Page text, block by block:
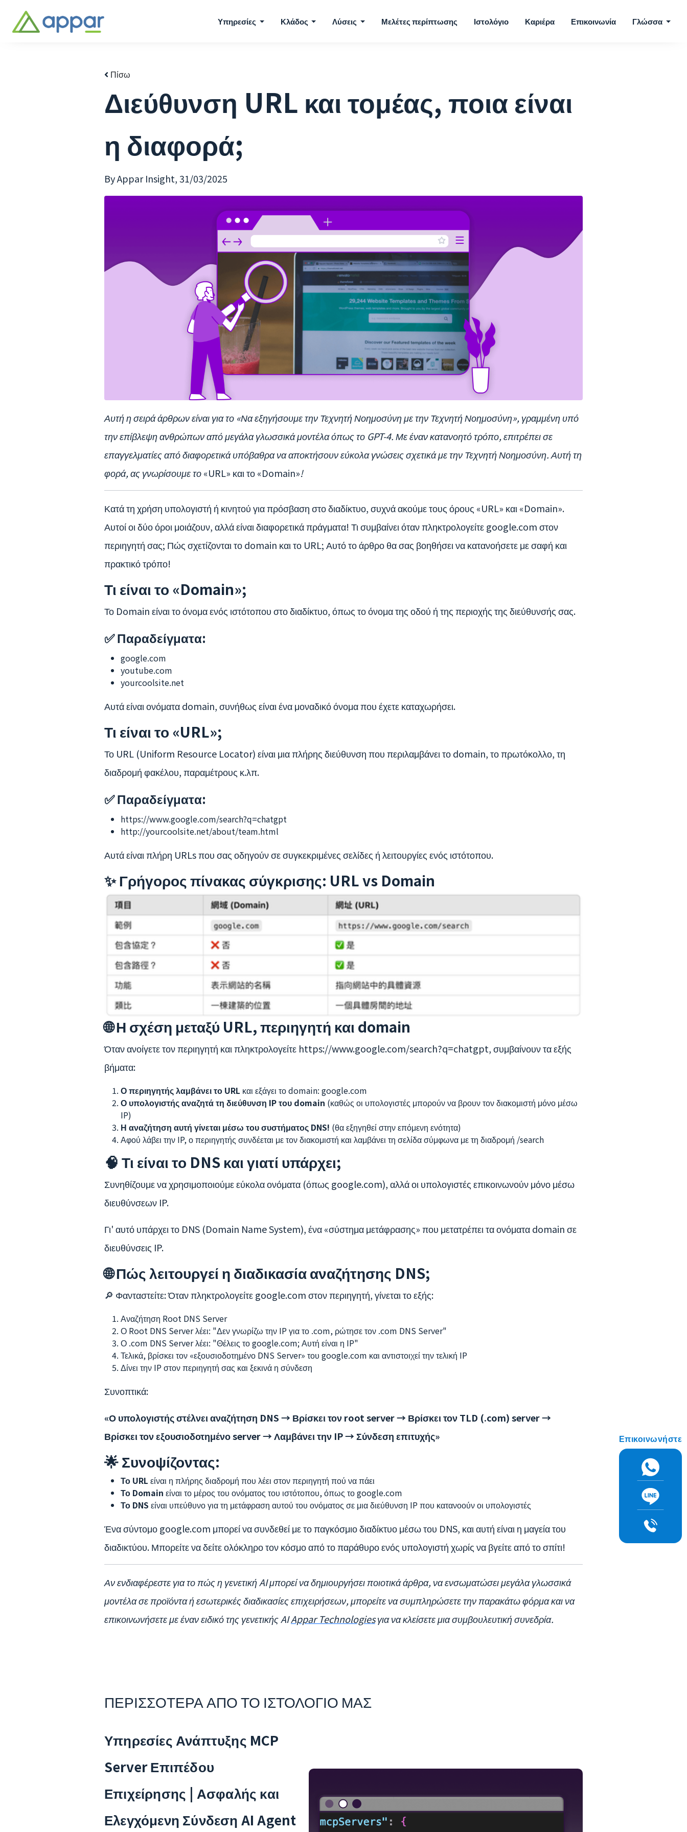
Υπηρεσίες Κλάδος Λύσεις Μελέτες περίπτωσης Ιστολόγιο Καριέρα Επικοινωνία Γλώσσα
Πίσω
Διεύθυνση URL και τομέας, ποια είναι
η διαφορά;
By Appar Insight,31/03/2025
Αυτή η σειρά άρθρων είναι για το «Να εξηγήσουμε την Τεχνητή Νοημοσύνη με την Τεχνητή Νοημοσύνη», γραμμένη υπό
την επίβλεψη ανθρώπων από μεγάλα γλωσσικά μοντέλα όπως το GPT-4. Με έναν κατανοητό τρόπο, επιτρέπει σε
επαγγελματίες από διαφορετικά υπόβαθρα να αποκτήσουν εύκολα γνώσεις σχετικά με την Τεχνητή Νοημοσύνη. Αυτή τη
φορά, ας γνωρίσουμε το«URL» και το «Domain»!
Κατά τη χρήση υπολογιστή ή κινητού για πρόσβαση στο διαδίκτυο, συχνά ακούμε τους όρους «URL» και «Domain».
Αυτοί οι δύο όροι μοιάζουν, αλλά είναι διαφορετικά πράγματα! Τι συμβαίνει όταν πληκτρολογείτε google.com στον
περιηγητή σας; Πώς σχετίζονται το domain και το URL; Αυτό το άρθρο θα σας βοηθήσει να κατανοήσετε με σαφή και
πρακτικό τρόπο!
Τι είναι το «Domain»;
Το Domain είναι το όνομα ενός ιστότοπου στο διαδίκτυο, όπως το όνομα της οδού ή της περιοχής της διεύθυνσής σας.
✅ Παραδείγματα:
google.com
youtube.com
yourcoolsite.net
Αυτά είναι ονόματα domain, συνήθως είναι ένα μοναδικό όνομα που έχετε καταχωρήσει.
Τι είναι το «URL»;
Το URL (Uniform Resource Locator) είναι μια πλήρης διεύθυνση που περιλαμβάνει το domain, το πρωτόκολλο, τη
διαδρομή φακέλου, παραμέτρους κ.λπ.
✅ Παραδείγματα:
https://www.google.com/search?q=chatgpt
http://yourcoolsite.net/about/team.html
Αυτά είναι πλήρη URLs που σας οδηγούν σε συγκεκριμένες σελίδες ή λειτουργίες ενός ιστότοπου.
✨ Γρήγορος πίνακας σύγκρισης: URL vs Domain
🌐 Η σχέση μεταξύ URL, περιηγητή και domain
Όταν ανοίγετε τον περιηγητή και πληκτρολογείτε https://www.google.com/search?q=chatgpt, συμβαίνουν τα εξής
βήματα:
Ο περιηγητής λαμβάνει το URL και εξάγει το domain: google.com
Ο υπολογιστής αναζητά τη διεύθυνση IP του domain (καθώς οι υπολογιστές μπορούν να βρουν τον διακομιστή μόνο μέσω
IP)
Η αναζήτηση αυτή γίνεται μέσω του συστήματος DNS! (θα εξηγηθεί στην επόμενη ενότητα)
Αφού λάβει την IP, ο περιηγητής συνδέεται με τον διακομιστή και λαμβάνει τη σελίδα σύμφωνα με τη διαδρομή /search
🧠 Τι είναι το DNS και γιατί υπάρχει;
Συνηθίζουμε να χρησιμοποιούμε εύκολα ονόματα (όπως google.com), αλλά οι υπολογιστές επικοινωνούν μόνο μέσω
διευθύνσεων IP.
Γι' αυτό υπάρχει το DNS (Domain Name System), ένα «σύστημα μετάφρασης» που μετατρέπει τα ονόματα domain σε
διευθύνσεις IP.
🌐 Πώς λειτουργεί η διαδικασία αναζήτησης DNS;
🔎 Φανταστείτε: Όταν πληκτρολογείτε google.com στον περιηγητή, γίνεται το εξής:
Αναζήτηση Root DNS Server
Ο Root DNS Server λέει: "Δεν γνωρίζω την IP για το .com, ρώτησε τον .com DNS Server"
Ο .com DNS Server λέει: "Θέλεις το google.com; Αυτή είναι η IP"
Τελικά, βρίσκει τον «εξουσιοδοτημένο DNS Server» του google.com και αντιστοιχεί την τελική IP
Δίνει την IP στον περιηγητή σας και ξεκινά η σύνδεση
Συνοπτικά:
«Ο υπολογιστής στέλνει αναζήτηση DNS → Βρίσκει τον root server → Βρίσκει τον TLD (.com) server →
Βρίσκει τον εξουσιοδοτημένο server → Λαμβάνει την IP → Σύνδεση επιτυχής»
🌟 Συνοψίζοντας:
Το URL είναι η πλήρης διαδρομή που λέει στον περιηγητή πού να πάει
Το Domain είναι το μέρος του ονόματος του ιστότοπου, όπως το google.com
Το DNS είναι υπεύθυνο για τη μετάφραση αυτού του ονόματος σε μια διεύθυνση IP που κατανοούν οι υπολογιστές
Ένα σύντομο google.com μπορεί να συνδεθεί με το παγκόσμιο διαδίκτυο μέσω του DNS, και αυτή είναι η μαγεία του
διαδικτύου. Μπορείτε να δείτε ολόκληρο τον κόσμο από το παράθυρο ενός υπολογιστή χωρίς να βγείτε από το σπίτι!
Αν ενδιαφέρεστε για το πώς η γενετική AI μπορεί να δημιουργήσει ποιοτικά άρθρα, να ενσωματώσει μεγάλα γλωσσικά
μοντέλα σε προϊόντα ή εσωτερικές διαδικασίες επιχειρήσεων, μπορείτε να συμπληρώσετε την παρακάτω φόρμα και να
επικοινωνήσετε με έναν ειδικό της γενετικής AIAppar Technologiesγια να κλείσετε μια συμβουλευτική συνεδρία.
ΠΕΡΙΣΣΟΤΕΡΑ ΑΠΟ ΤΟ ΙΣΤΟΛΟΓΙΟ ΜΑΣ
Υπηρεσίες Ανάπτυξης MCP
Server Επιπέδου
Επιχείρησης | Ασφαλής και
Ελεγχόμενη Σύνδεση AI Agent
Επικοινωνήστε